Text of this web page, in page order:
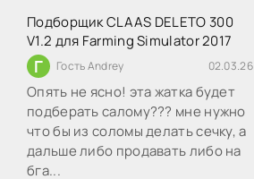
Подборщик CLAAS DELETO 300
V1.2 для Farming Simulator 2017
Г Гость Andrey 02.03.26
Опять не ясно! эта жатка будет
подберать салому??? мне нужно
что бы из соломы делать сечку, а
дальше либо продавать либо на
бга...